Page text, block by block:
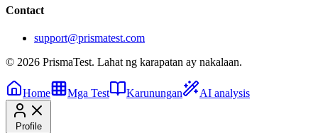
Contact
support@prismatest.com
© 2026 PrismaTest. Lahat ng karapatan ay nakalaan.
Home Mga Test Karunungan AI analysis
Profile